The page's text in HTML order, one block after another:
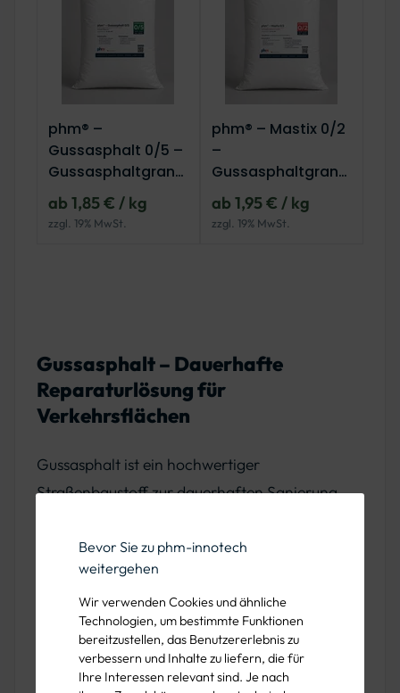
Bevor Sie zu phm-innotech
weitergehen
Wir verwenden Cookies und ähnliche
Technologien, um bestimmte Funktionen
bereitzustellen, das Benutzererlebnis zu
verbessern und Inhalte zu liefern, die für
Ihre Interessen relevant sind. Je nach
phm® –
Gussasphalt 0/5 –
Gussasphaltgranul
at
ab 1,85 € / kg
zzgl. 19% MwSt.
phm® – Mastix 0/2
–
Gussasphaltgranul
at
polymervergütet
ab 1,95 € / kg
zzgl. 19% MwSt.
Gussasphalt – Dauerhafte
Reparaturlösung für
Verkehrsflächen
Gussasphalt ist ein hochwertiger
Straßenbaustoff zur dauerhaften Sanierung
thermisch verarbeitet und eignet sich für eine
Vielzahl von Anwendungsbereichen – von
punktuellen Reparaturen bis zur
Flächeninstandsetzung. Durch seine
hervorragende Verformungsstabilität und
Dichtigkeit bietet Gussasphalt eine zuverlässige